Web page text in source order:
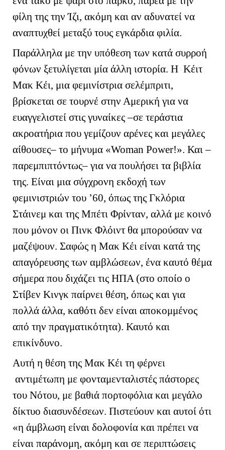
φίλη της την Ίζι, ακόμη και αν αδυνατεί να
αναπτυχθεί μεταξύ τους εγκάρδια φιλία.
Παράλληλα με την υπόθεση των κατά συρροή
φόνων ξετυλίγεται μία άλλη ιστορία. Η Κέιτ
Μακ Κέι, μια φεμινίστρια σελέμπριτι,
βρίσκεται σε τουρνέ στην Αμερική για να
ευαγγελιστεί στις γυναίκες –σε τεράστια
ακροατήρια που γεμίζουν αρένες και μεγάλες
αίθουσες– το μήνυμα «Woman Power!». Και –
παρεμπιπτόντως– για να πουλήσει τα βιβλία
της. Είναι μια σύγχρονη εκδοχή των
φεμινιστριών του ’60, όπως της Γκλόρια
Στάινεμ και της Μπέτι Φρίνταν, αλλά με κοινό
που μόνον οι Πινκ Φλόιντ θα μπορούσαν να
μαζέψουν. Σαφώς η Μακ Κέι είναι κατά της
απαγόρευσης των αμβλώσεων, ένα καυτό θέμα
σήμερα που διχάζει τις ΗΠΑ (στο οποίο ο
Στίβεν Κινγκ παίρνει θέση, όπως και για
πολλά άλλα, καθότι δεν είναι αποκομμένος
από την πραγματικότητα). Καυτό και
επικίνδυνο.
Αυτή η θέση της Μακ Κέι τη φέρνει
αντιμέτωπη με φονταμενταλιστές πάστορες
του Νότου, με βαθιά πορτοφόλια και μεγάλο
δίκτυο διασυνδέσεων. Πιστεύουν και αυτοί ότι
«η άμβλωση είναι δολοφονία και πρέπει να
είναι παράνομη, ακόμη και σε περιπτώσεις